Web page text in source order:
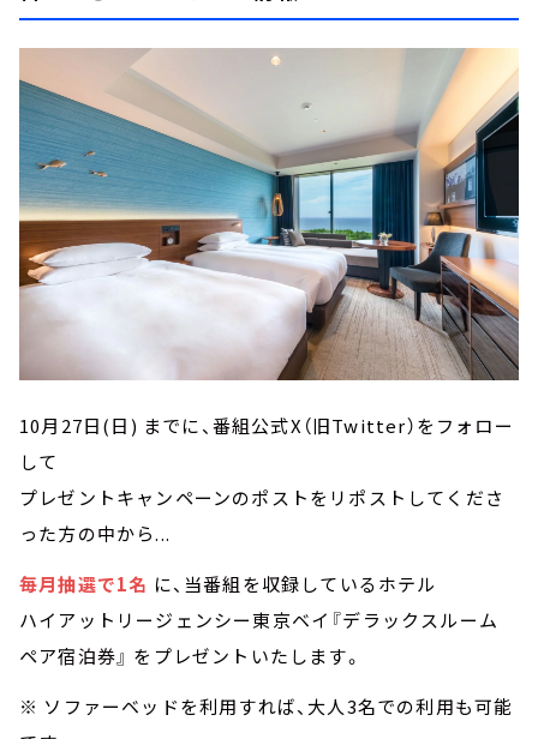
10月27日(日) までに、番組公式X（旧Twitter）をフォロー
して
プレゼントキャンペーンのポストをリポストしてくださ
った方の中から...
毎月抽選で1名 に、当番組を収録しているホテル
ハイアットリージェンシー東京ベイ『デラックスルーム
ペア宿泊券』 をプレゼントいたします。
※ ソファーベッドを利用すれば、大人3名での利用も可能